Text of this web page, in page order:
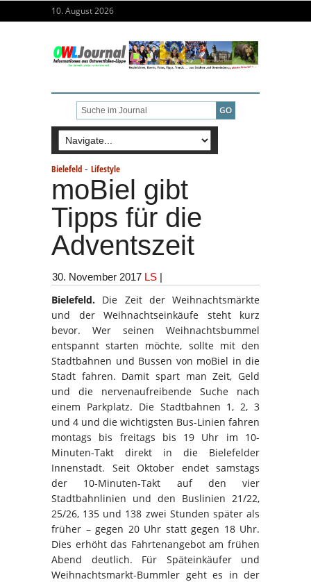
10. August 2026
Bielefeld - Lifestyle
moBiel gibt
Tipps für die
Adventszeit
30. November 2017 LS |
Bielefeld. Die Zeit der Weihnachtsmärkte
und der Weihnachtseinkäufe steht kurz
bevor. Wer seinen Weihnachtsbummel
entspannt starten möchte, sollte mit den
Stadtbahnen und Bussen von moBiel in die
Stadt fahren. Damit spart man Zeit, Geld
und die nervenaufreibende Suche nach
einem Parkplatz. Die Stadtbahnen 1, 2, 3
und 4 und die wichtigsten Bus-Linien fahren
montags bis freitags bis 19 Uhr im 10-
Minuten-Takt direkt in die Bielefelder
Innenstadt. Seit Oktober endet samstags
der 10-Minuten-Takt auf den vier
Stadtbahnlinien und den Buslinien 21/22,
25/26, 135 und 138 zwei Stunden später als
früher – gegen 20 Uhr statt gegen 18 Uhr.
Dies erhöht das Fahrtenangebot am frühen
Abend deutlich. Für Späteinkäufer und
Weihnachtsmarkt-Bummler geht es in der